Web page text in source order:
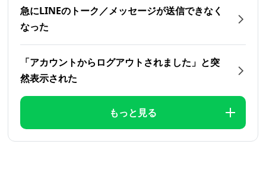
急にLINEのトーク／メッセージが送信できなく
なった
「アカウントからログアウトされました」と突
然表示された
もっと見る